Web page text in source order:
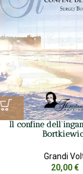
Il confine
Grandi
20,00€